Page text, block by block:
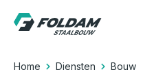
Home Diensten Bouw